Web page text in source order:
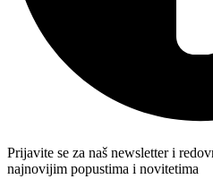
Prijavite se za naš newsletter i
najnovijim popustima i novitetima